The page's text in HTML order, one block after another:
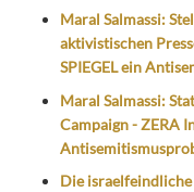
Maral Salmassi:
aktivistischen
SPIEGEL ein
Maral Salmassi:
Campaign - ZERA
Die